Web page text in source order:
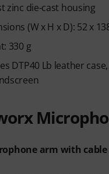
zinc die-cast housing
(W x H x D): 52 x
330 g
DTP40 Lb leather
arm with